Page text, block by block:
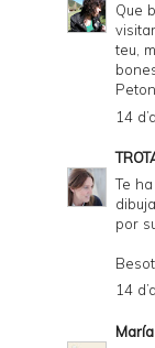
Que
teu,
14
Te
por
14